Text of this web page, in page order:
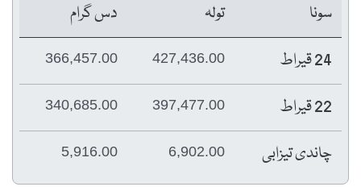
سونا
تولہ
دس گرام
24 قیراط
427,436.00
366,457.00
22 قیراط 397,477.00
340,685.00
چاندی تیزابی 6,902.00
5,916.00